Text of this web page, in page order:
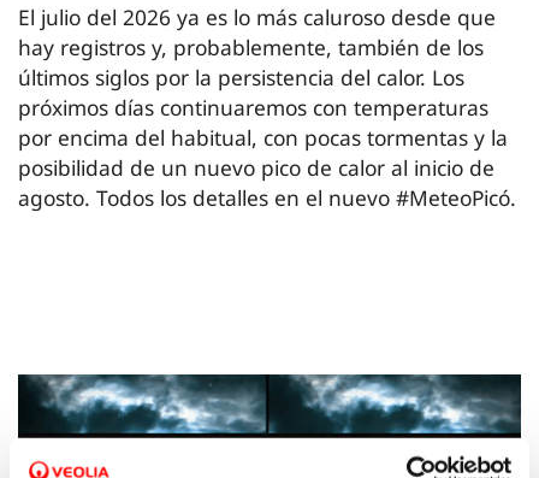
El julio del 2026 ya es lo más caluroso desde que
hay registros y, probablemente, también de los
últimos siglos por la persistencia del calor. Los
próximos días continuaremos con temperaturas
por encima del habitual, con pocas tormentas y la
posibilidad de un nuevo pico de calor al inicio de
agosto. Todos los detalles en el nuevo #MeteoPicó.